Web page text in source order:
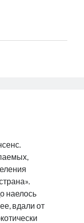
наелось
вдали от